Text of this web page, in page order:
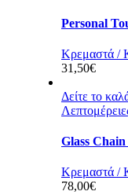
Personal
Κρεμαστά /
31,50€
Δείτε το
Glass Chain
Κρεμαστά /
78,00€